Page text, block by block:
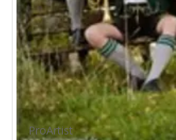
ProArtist